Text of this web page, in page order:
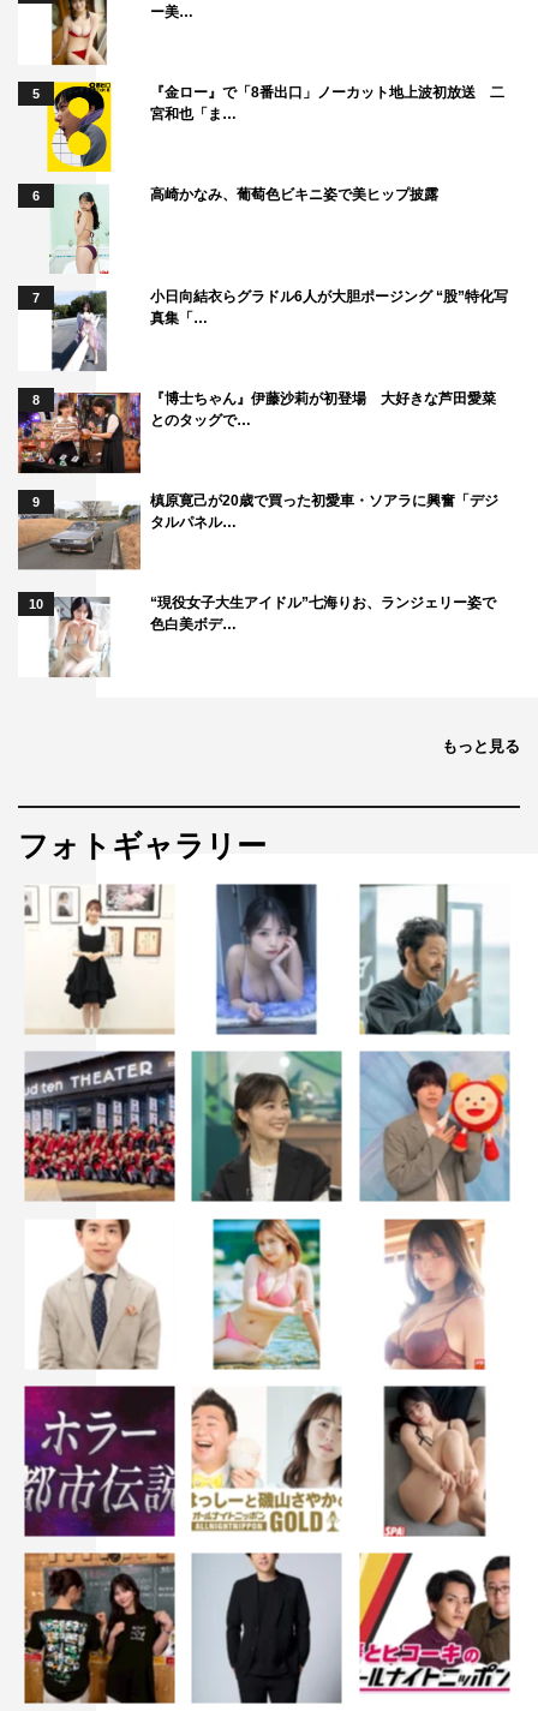
ー美…
5
『金ロー』で「8番出口」ノーカット地上波初放送 二
宮和也「ま…
6 高崎かなみ、葡萄色ビキニ姿で美ヒップ披露
7
小日向結衣らグラドル6人が大胆ポージング “股”特化写
真集「…
8
『博士ちゃん』伊藤沙莉が初登場 大好きな芦田愛菜
とのタッグで…
9
槙原寛己が20歳で買った初愛車・ソアラに興奮「デジ
タルパネル…
10
“現役女子大生アイドル”七海りお、ランジェリー姿で
色白美ボデ…
もっと見る
フォトギャラリー